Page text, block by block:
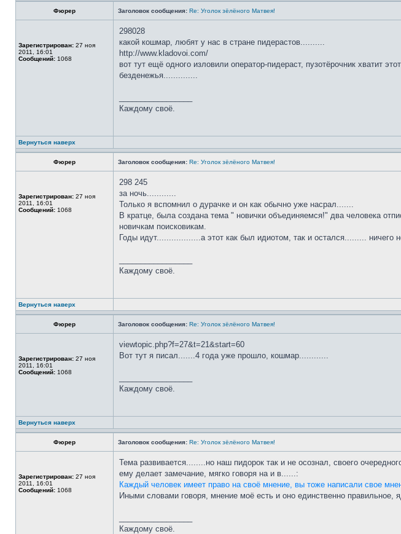
Фюрер Заголовок сообщения: Re: Уголок зёлёного Матвея!
Зарегистрирован: 27 ноя
2011, 16:01
Сообщений: 1068
298028
какой кошмар, любят у нас в стране пидерастов..........
http://www.kladovoi.com/
вот тут ещё одного изловили оператор-пидераст, пузотёрочник хватит
безденежья..............
Каждому своё.
Вернуться наверх
Фюрер Заголовок сообщения: Re: Уголок зёлёного Матвея!
Зарегистрирован: 27 ноя
2011, 16:01
Сообщений: 1068
298 245
за ночь............
Только я вспомнил о дурачке и он как обычно уже насрал.......
В кратце, была создана тема " новички объединяемся!" два человека
новичкам поисковикам.
Годы идут..................а этот как был идиотом, так и остался......... ничего
Каждому своё.
Вернуться наверх
Фюрер Заголовок сообщения: Re: Уголок зёлёного Матвея!
Зарегистрирован: 27 ноя
2011, 16:01
Сообщений: 1068
viewtopic.php?f=27&t=21&start=60
Вот тут я писал.......4 года уже прошло, кошмар............
Каждому своё.
Вернуться наверх
Фюрер Заголовок сообщения: Re: Уголок зёлёного Матвея!
Зарегистрирован: 27 ноя
2011, 16:01
Сообщений: 1068
Тема развивается........но наш пидорок так и не осознал, своего
ему делает замечание, мягко говоря на и в......:
Каждый человек имеет право на своё мнение, вы тоже написали свое
Иными словами говоря, мнение моё есть и оно единственно правильное,
Каждому своё.